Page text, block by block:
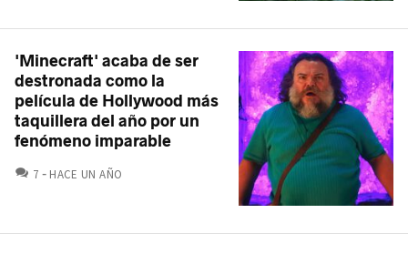
'Minecraft' acaba de ser
destronada como la
película de Hollywood más
taquillera del año por un
fenómeno imparable
7 COMENTARIOS
HACE UN AÑO